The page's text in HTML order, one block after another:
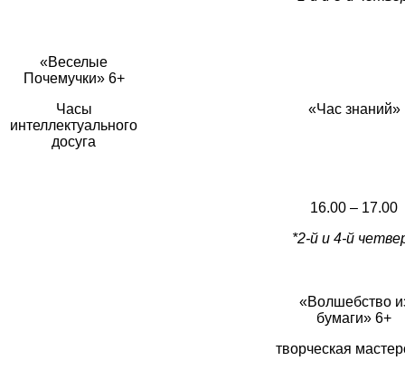
«Веселые
Почемучки» 6+
Часы
интеллектуального
досуга
«Час знаний»
16.00 – 17.00
*2-й и 4-й
«Волшебство
бумаги» 6+
творческая